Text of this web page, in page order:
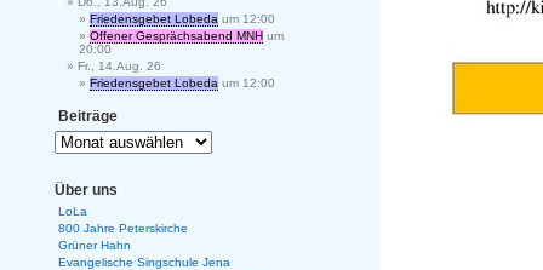
Friedensgebet Lobeda um 12:00
Offener Gesprächsabend MNH um
20:00
Fr., 14.Aug. 26
Friedensgebet Lobeda um 12:00
Beiträge
Über uns
LoLa
800 Jahre Peterskirche
Grüner Hahn
Evangelische Singschule Jena